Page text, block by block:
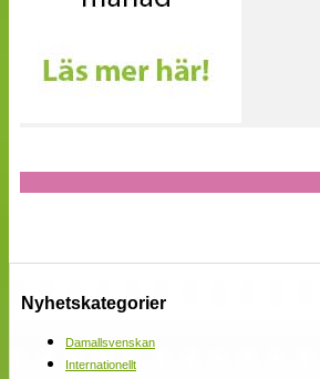
Nyhetskategorier
Damallsvenskan
Internationellt